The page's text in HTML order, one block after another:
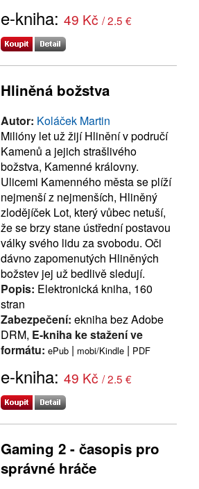
e-kniha: 49 Kč / 2.5 €
Hliněná božstva
Autor: Koláček Martin
Milióny let už žijí Hlinění v područí
Kamenů a jejich strašlivého
božstva, Kamenné královny.
Ulicemi Kamenného města se plíží
nejmenší z nejmenších, Hliněný
zlodějíček Lot, který vůbec netuší,
že se brzy stane ústřední postavou
války svého lidu za svobodu. Oči
dávno zapomenutých Hliněných
božstev jej už bedlivě sledují.
Popis: Elektronická kniha, 160
stran
Zabezpečení: ekniha bez Adobe
DRM, E-kniha ke stažení ve
formátu: ePub | mobi/Kindle | PDF
e-kniha: 49 Kč / 2.5 €
Gaming 2 - časopis pro
správné hráče